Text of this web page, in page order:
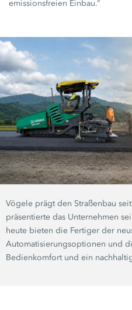
emissionsfreien Einbau.“
Vögele prägt den Straßenbau
präsentierte das Unternehmen
heute bieten die Fertiger der
Automatisierungsoptionen und
Bedienkomfort und ein